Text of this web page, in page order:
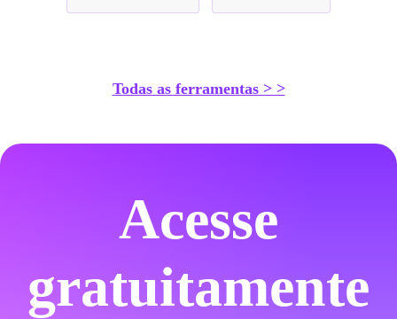
Todas as ferramentas > >
Acesse
gratuitamente